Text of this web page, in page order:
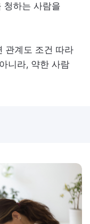
청하는 사람을
관계도 조건 따라
니라, 약한 사람